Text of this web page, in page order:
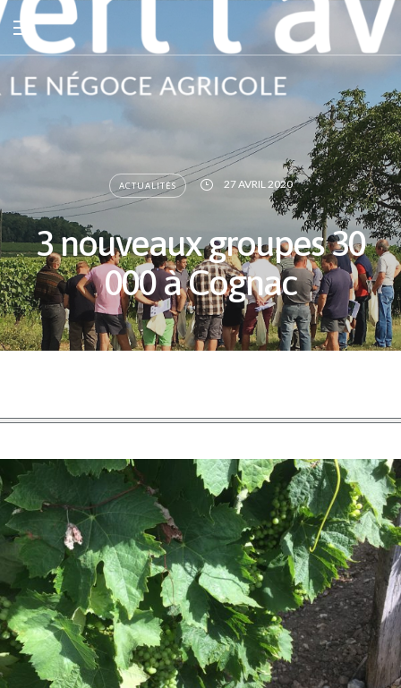
ACTUALITÉS 27 AVRIL 2020
3 nouveaux groupes 30
000 à Cognac